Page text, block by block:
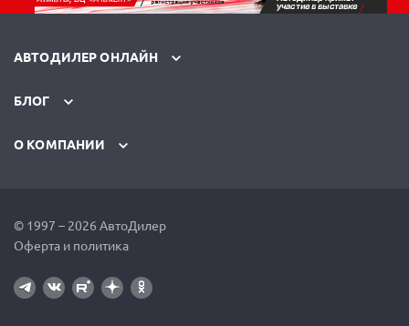
АВТОДИЛЕР ОНЛАЙН
БЛОГ
О КОМПАНИИ
© 1997 – 2026 АвтоДилер
Оферта и политика